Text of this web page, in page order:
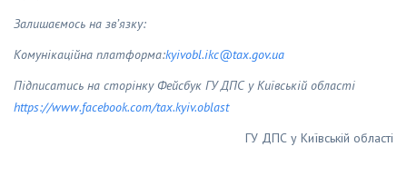
Залишаємось на зв’язку:
Комунікаційна платформа:kyivobl.ikc@tax.gov.ua
Підписатись на сторінку Фейсбук ГУ ДПС у Київській області
https://www.facebook.com/tax.kyiv.oblast
ГУ ДПС у Київській області